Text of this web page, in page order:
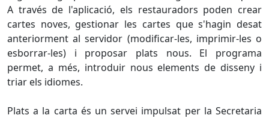
A través de l'aplicació, els restauradors poden crear
cartes noves, gestionar les cartes que s'hagin desat
anteriorment al servidor (modificar-les, imprimir-les o
esborrar-les) i proposar plats nous. El programa
permet, a més, introduir nous elements de disseny i
triar els idiomes.
Plats a la carta és un servei impulsat per la Secretaria